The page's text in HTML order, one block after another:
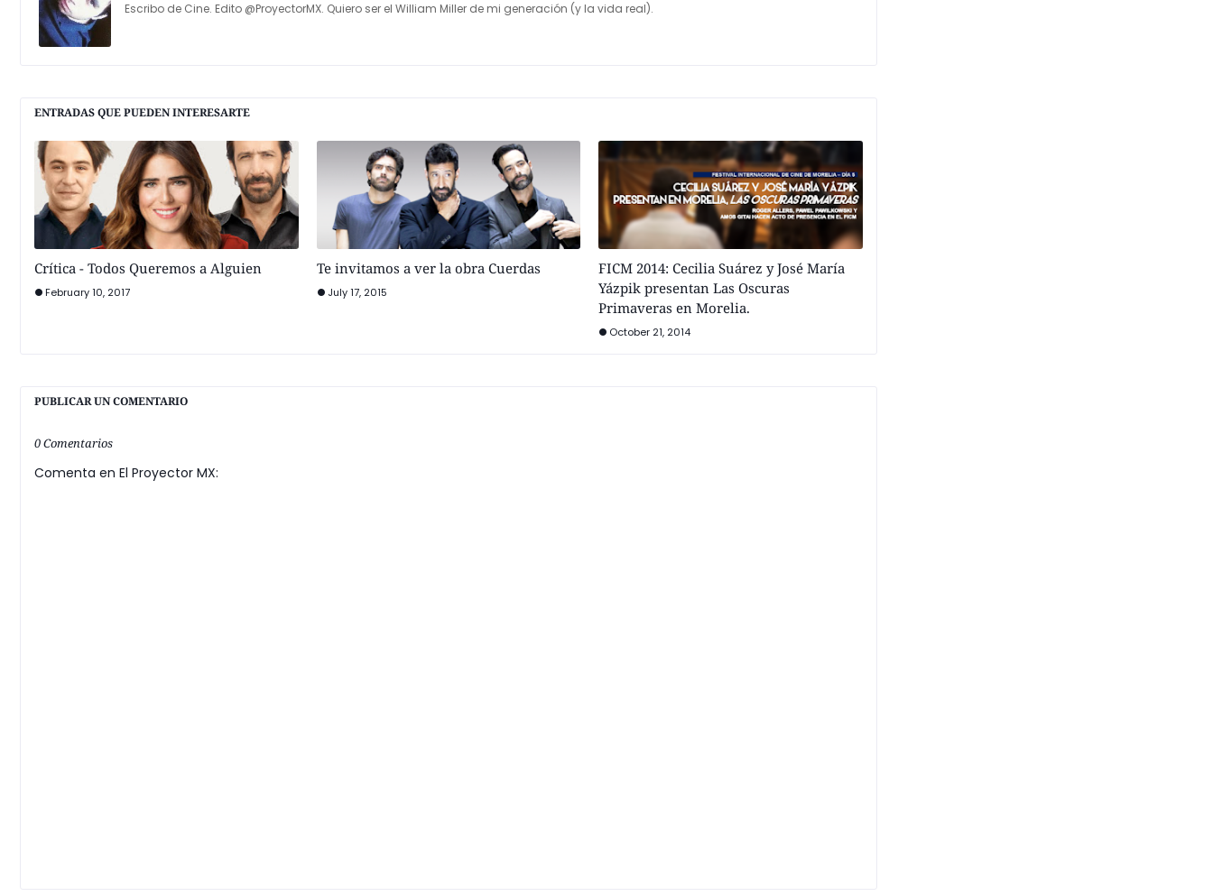
Escribo de Cine. Edito @ProyectorMX. Quiero ser el William Miller de mi generación (y la vida real).
ENTRADAS QUE PUEDEN INTERESARTE
Crítica - Todos Queremos a Alguien
February 10, 2017
Te invitamos a ver la obra Cuerdas
July 17, 2015
FICM 2014: Cecilia Suárez y José María
Yázpik presentan Las Oscuras
Primaveras en Morelia.
October 21, 2014
PUBLICAR UN COMENTARIO
0 Comentarios
Comenta en El Proyector MX: